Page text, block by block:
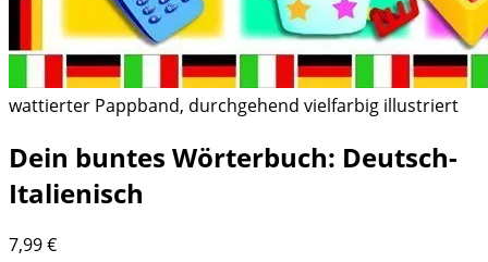
wattierter Pappband, durchgehend vielfarbig illustriert
Dein buntes Wörterbuch: Deutsch-
Italienisch
7,99€